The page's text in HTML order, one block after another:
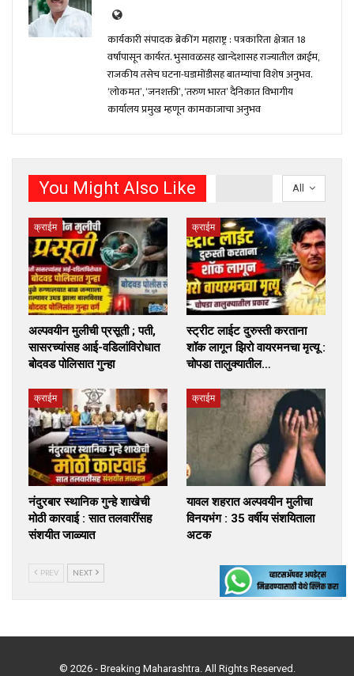
कार्यकारी संपादक ब्रेकींग महाराष्ट्र : पत्रकारिता क्षेत्रात 18
वर्षांपासून कार्यरत. भुसावळसह खान्देशासह राज्यातील क्राईम,
राजकीय तसेच घटना-घडामोंडीसह बातम्यांचा विशेष अनुभव.
‘लोकमत’, ‘जनशक्ती’, ‘तरुण भारत’ दैनिकात विभागीय
कार्यालय प्रमुख म्हणून कामकाजाचा अनुभव
All
You Might Also Like
क्राईम
अल्पवयीन मुलीची प्रसूती ; पती,
सासरच्यांसह आई-वडिलांविरोधात
बोदवड पोलिसात गुन्हा
क्राईम
स्ट्रीट लाईट दुरुस्ती करताना
शॉक लागून झिरो वायरमनचा मृत्यू :
चोपडा तालुक्यातील…
क्राईम
नंदुरबार स्थानिक गुन्हे शाखेची
मोठी कारवाई : सात तलवारींसह
संशयीत जाळ्यात
क्राईम
यावल शहरात अल्पवयीन मुलीचा
विनयभंग : 35 वर्षीय संशयिताला
अटक
PREV NEXT
© 2026 - Breaking Maharashtra. All Rights Reserved.